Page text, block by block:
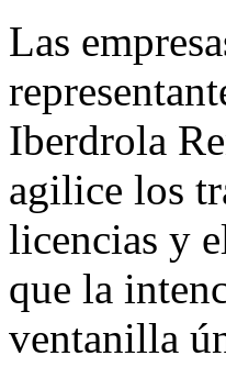
Las
Iberdrola
agilice los
licencias y
que la
ventanilla